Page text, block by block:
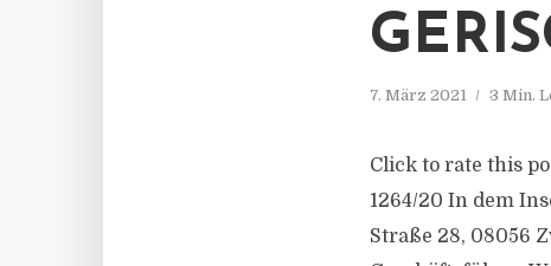
7. März 2021 3 Min.
Click to rate this
1264/20 In dem
Straße 28, 08056